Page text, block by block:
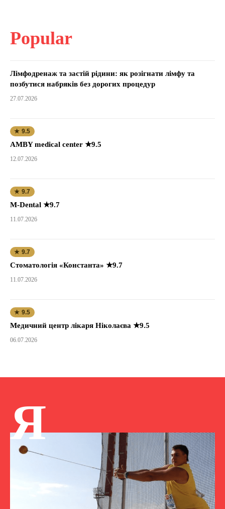
Popular
Лімфодренаж та застій рідини: як розігнати лімфу та
позбутися набряків без дорогих процедур
27.07.2026
★ 9.5
AMBY medical center ★9.5
12.07.2026
★ 9.7
M-Dental ★9.7
11.07.2026
★ 9.7
Стоматологія «Константа» ★9.7
11.07.2026
★ 9.5
Медичний центр лікаря Ніколаєва ★9.5
06.07.2026
Я